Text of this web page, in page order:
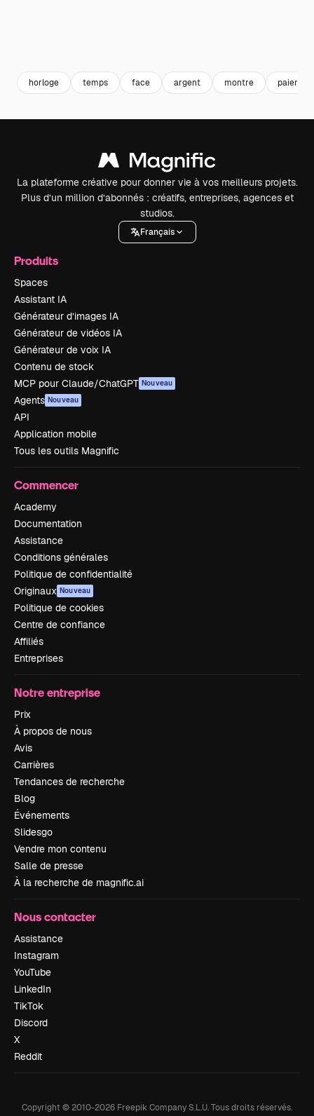
horloge temps face argent montre
La plateforme créative pour donner vie à vos meilleurs projets.
Plus d’un million d’abonnés : créatifs, entreprises, agences et
studios.
Français
Produits
Spaces
Assistant IA
Générateur d’images IA
Générateur de vidéos IA
Générateur de voix IA
Contenu de stock
MCP pour Claude/ChatGPT Nouveau
Agents Nouveau
API
Application mobile
Tous les outils Magnific
Commencer
Academy
Documentation
Assistance
Conditions générales
Politique de confidentialité
Originaux Nouveau
Politique de cookies
Centre de confiance
Affiliés
Entreprises
Notre entreprise
Prix
À propos de nous
Avis
Carrières
Tendances de recherche
Blog
Événements
Slidesgo
Vendre mon contenu
Salle de presse
À la recherche de magnific.ai
Nous contacter
Assistance
Instagram
YouTube
LinkedIn
TikTok
Discord
X
Reddit
Copyright © 2010-2026 Freepik Company S.L.U.Tous droits réservés.